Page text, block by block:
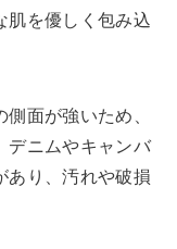
肌を優しく包み込
面が強いため、
デニムやキャンバ
あり、汚れや破損